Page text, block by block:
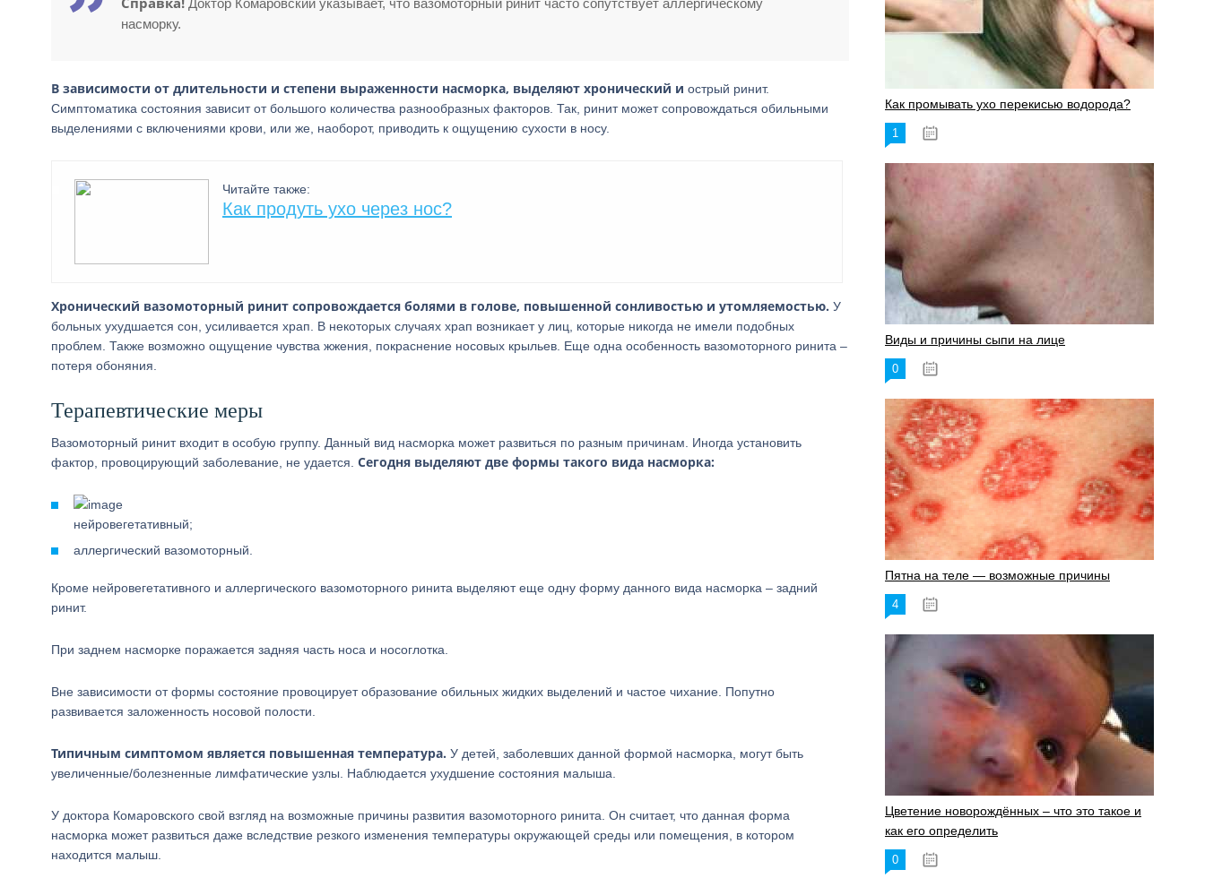
Доктор Комаровский указывает, что вазомоторный ринит часто сопутствует аллергическому
насморку.
В зависимости от длительности и степени выраженности насморка, выделяют хронический и острый ринит.
Симптоматика состояния зависит от большого количества разнообразных факторов. Так, ринит может сопровождаться обильными
выделениями с включениями крови, или же, наоборот, приводить к ощущению сухости в носу.
Читайте также:
Как продуть ухо через нос?
Хронический вазомоторный ринит сопровождается болями в голове, повышенной сонливостью и утомляемостью. У
больных ухудшается сон, усиливается храп. В некоторых случаях храп возникает у лиц, которые никогда не имели подобных
проблем. Также возможно ощущение чувства жжения, покраснение носовых крыльев. Еще одна особенность вазомоторного ринита –
потеря обоняния.
Терапевтические меры
Вазомоторный ринит входит в особую группу. Данный вид насморка может развиться по разным причинам. Иногда установить
фактор, провоцирующий заболевание, не удается. Сегодня выделяют две формы такого вида насморка:
нейровегетативный;
аллергический вазомоторный.
Кроме нейровегетативного и аллергического вазомоторного ринита выделяют еще одну форму данного вида насморка – задний
ринит.
При заднем насморке поражается задняя часть носа и носоглотка.
Вне зависимости от формы состояние провоцирует образование обильных жидких выделений и частое чихание. Попутно
развивается заложенность носовой полости.
Типичным симптомом является повышенная температура. У детей, заболевших данной формой насморка, могут быть
увеличенные/болезненные лимфатические узлы. Наблюдается ухудшение состояния малыша.
У доктора Комаровского свой взгляд на возможные причины развития вазомоторного ринита. Он считает, что данная форма
насморка может развиться даже вследствие резкого изменения температуры окружающей среды или помещения, в котором
находится малыш.
Как промывать ухо перекисью водорода?
1
Виды и причины сыпи на лице
0
Пятна на теле — возможные причины
4
Цветение новорождённых – что это такое и
как его определить
0